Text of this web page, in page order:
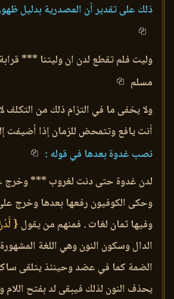
ذلك على تقدير أن المصدرية بدليل
وليت فلم تقطع لدن ان وليتنا ***
مسلم
ولا يخفى ما في التزام ذلك من التكلف
أنت يافع وتتمحض للزمان إذا أضيفت
نصب غدوة بعدها في قوله :
لدن غدوة حتى دنت لغروب *** وخرج
وحكى الكوفيون رفعها بعدها وخرج
وفيها ثمان لغات . فمنهم من يقول{
الدال وسكون النون وهي اللغة
الضمة كما في عضد وحينئذ يتلقى
يحذف النون لذلك فيبقى لد بفتح